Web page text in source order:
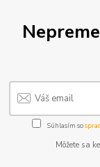
Súhlasím so
Môžete sa